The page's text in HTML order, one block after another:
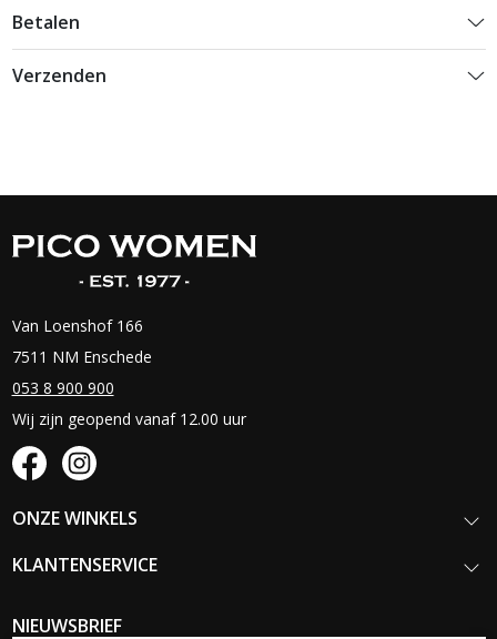
Betalen
Verzenden
Van Loenshof 166
7511 NM Enschede
053 8 900 900
Wij zijn geopend vanaf 12.00 uur
ONZE WINKELS
KLANTENSERVICE
NIEUWSBRIEF